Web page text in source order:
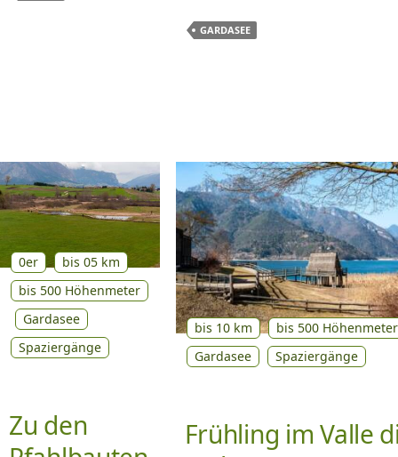
GARDASEE
0er
bis 05 km
bis 500 Höhenmeter
Gardasee
Spaziergänge
Zu den
bis 10 km
bis 500 Höhenmeter
Gardasee
Spaziergänge
Frühling im Valle